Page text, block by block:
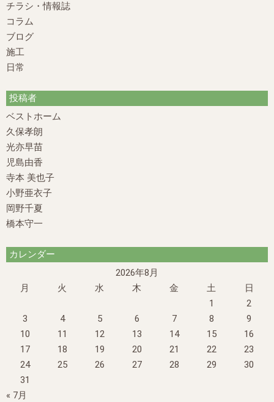
チラシ・情報誌
コラム
ブログ
施工
日常
投稿者
ベストホーム
久保孝朗
光亦早苗
児島由香
寺本 美也子
小野亜衣子
岡野千夏
橋本守一
カレンダー
2026年8月
月
火 水 木 金 土
日
1
2
3
4 5 6 7 8
9
10
11 12 13 14 15
16
17
18 19 20 21 22
23
24
25 26 27 28 29
30
31
« 7月